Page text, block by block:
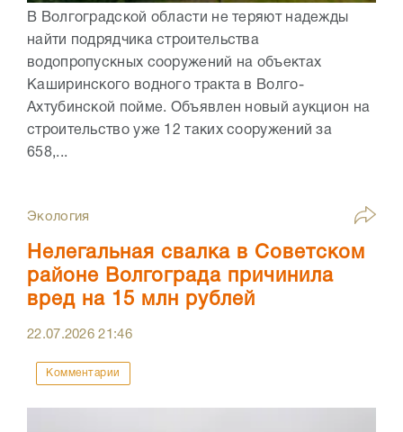
В Волгоградской области не теряют надежды
найти подрядчика строительства
водопропускных сооружений на объектах
Каширинского водного тракта в Волго-
Ахтубинской пойме. Объявлен новый аукцион на
строительство уже 12 таких сооружений за
658,...
Экология
Нелегальная свалка в Советском
районе Волгограда причинила
вред на 15 млн рублей
22.07.202621:46
Комментарии